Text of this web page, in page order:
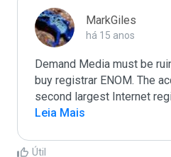
MarkGiles
há 15 anos
Demand Media must be
buy registrar ENOM. The
second largest Internet
Leia Mais
Útil